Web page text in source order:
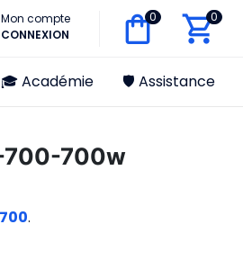
Mon compte
CONNEXION
0 0
🎓 Académie 🛡️ Assistance
700-700w
.